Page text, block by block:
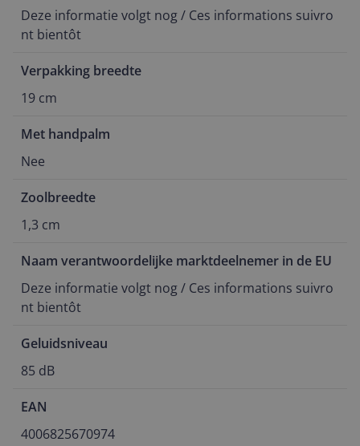
Deze informatie volgt nog / Ces informations suivro
nt bientôt
Verpakking breedte
19 cm
Met handpalm
Nee
Zoolbreedte
1,3 cm
Naam verantwoordelijke marktdeelnemer in de EU
Deze informatie volgt nog / Ces informations suivro
nt bientôt
Geluidsniveau
85 dB
EAN
4006825670974